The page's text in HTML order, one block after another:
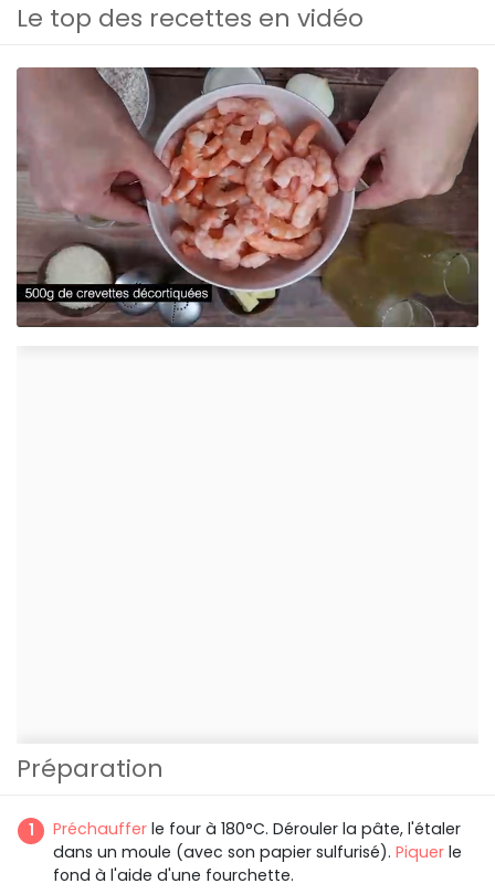
Le top des recettes en vidéo
Préparation
Préchauffer le four à 180°C. Dérouler la pâte, l'étaler
dans un moule (avec son papier sulfurisé). Piquer le
fond à l'aide d'une fourchette.